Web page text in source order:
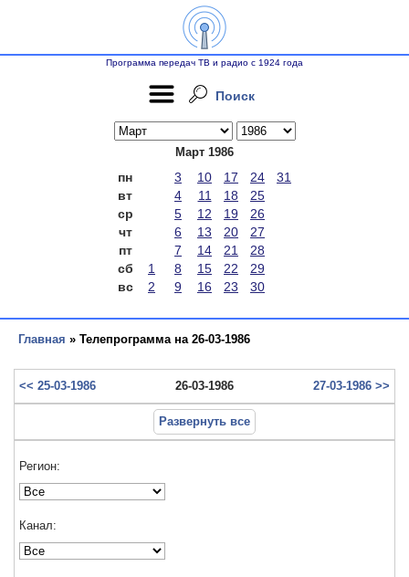
Программа передач ТВ и радио с 1924 года
Поиск
Март 1986
пн 3 10 17 24
31
вт
4 11 18
25
ср
5 12 19
26
чт
6 13 20
27
пт
7 14 21
28
сб
1 8 15 22
29
вс
2 9 16 23 30
Главная » Телепрограмма на 26-03-1986
<< 25-03-1986 26-03-1986 27-03-1986 >>
Развернуть все
Регион:
Канал: